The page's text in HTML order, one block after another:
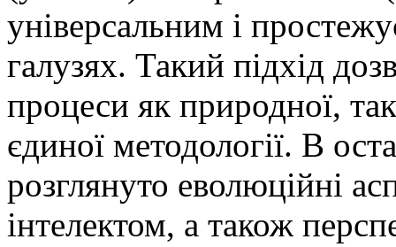
універсальним і
галузях. Такий підхід
процеси як природної, так
єдиної методології. В
розглянуто еволюційні
інтелектом, а також